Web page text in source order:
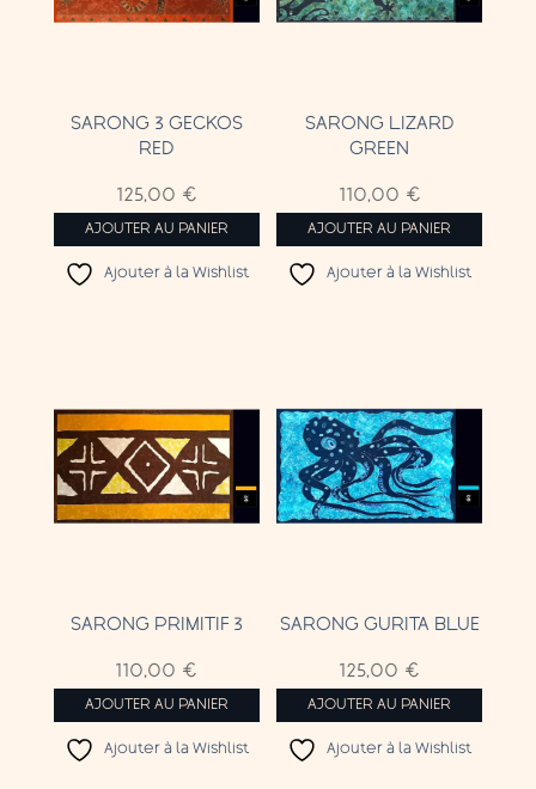
SARONG 3 GECKOS
RED
125,00 €
AJOUTER AU PANIER
Ajouter à la Wishlist
SARONG LIZARD
GREEN
110,00 €
AJOUTER AU PANIER
Ajouter à la Wishlist
SARONG PRIMITIF 3
110,00 €
AJOUTER AU PANIER
Ajouter à la Wishlist
SARONG GURITA BLUE
125,00 €
AJOUTER AU PANIER
Ajouter à la Wishlist